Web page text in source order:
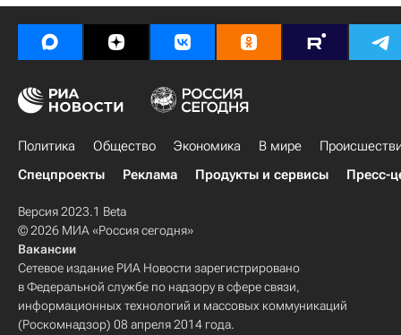
Политика Общество Экономика В мире
Спецпроекты
Реклама Продукты и сервисы Пресс-
Версия 2023.1 Beta
© 2026 МИА «Россия сегодня»
Вакансии
Сетевое издание РИА Новости зарегистрировано
в Федеральной службе по надзору в сфере связи,
информационных технологий и массовых коммуникаций
(Роскомнадзор) 08 апреля 2014 года.